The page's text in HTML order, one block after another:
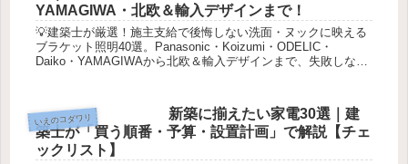
YAMAGIWA・北欧＆輸入デザインまで！
💡建築士が厳選！施主支給で後悔しない洗面・ヌックに映える
ブラケット照明40選。Panasonic・Koizumi・ODELIC・
Daiko・YAMAGIWAから北欧＆輸入デザインまで、失敗しない
いえのコダワリ
新築に揃えたい家電30選｜建
築士が「買う順番・予算・設置計画」で解説【チェ
ックリスト】